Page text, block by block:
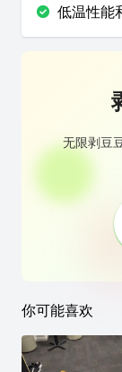
低温性能
无限剥豆
你可能喜欢